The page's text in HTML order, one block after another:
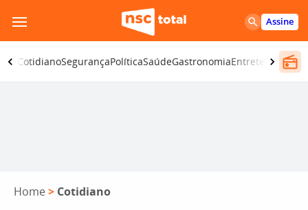
para
o
conteúdo
Assine
CotidianoSegurançaPolíticaSaúdeGastronomiaEntretenimento
Home > Cotidiano